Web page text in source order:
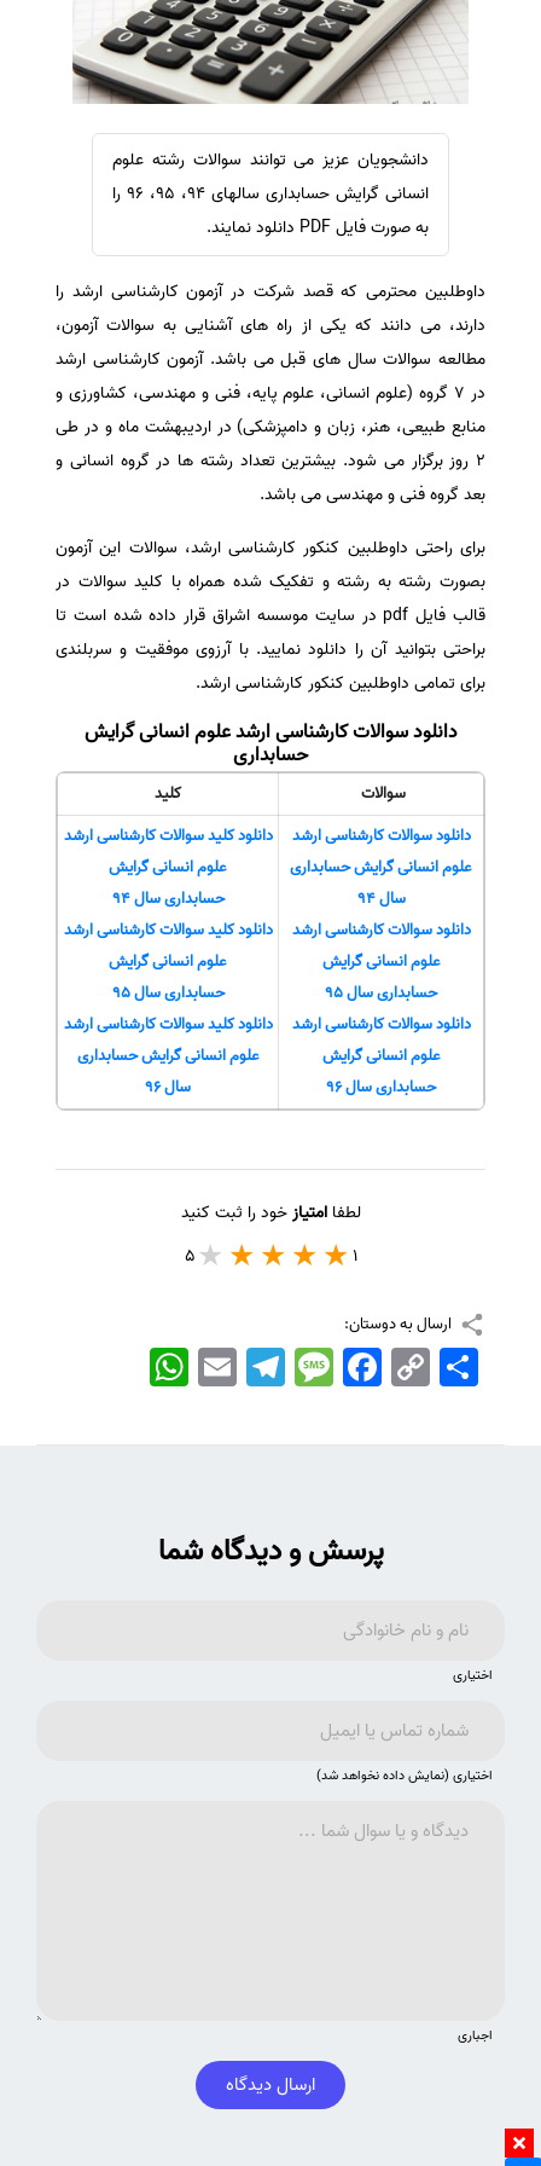
ترجمه عربی به فارسی
مشاهده همه زبان ها
سفارش ویرایش
سفارش پارافریز
سفارش فرمت‌بندی
سفارش کاهش کمیت
سفارش معرفی مجله
سفارش معرفی مقاله
سفارش معرفی کتاب
سفارش چکیده مبسوط
سفارش ترجمه مولتی‌مدیا
سفارش گویندگی
سفارش تولید محتوا
سفارش ترجمه همزمان
سفارش چکیده گرافیکی
سفارش تهیه کاورلتر
سفارش انگیزه‌نامه‌SOP
دانشجویان عزیز می توانند سوالات رشته علوم
انسانی گرایش حسابداری سالهای 94، 95، 96 را
به صورت فایل PDF دانلود نمایند.
داوطلبین محترمی که قصد شرکت در آزمون کارشناسی ارشد را
دارند، می دانند که یکی از راه های آشنایی به سوالات آزمون،
مطالعه سوالات سال های قبل می باشد. آزمون کارشناسی ارشد
در 7 گروه (علوم انسانی، علوم پایه، فنی و مهندسی، کشاورزی و
منابع طبیعی، هنر، زبان و دامپزشکی) در اردیبهشت ماه و در طی
2 روز برگزار می شود. بیشترین تعداد رشته ها در گروه انسانی و
بعد گروه فنی و مهندسی می باشد.
برای راحتی داوطلبین کنکور کارشناسی ارشد، سوالات این آزمون
بصورت رشته به رشته و تفکیک شده همراه با کلید سوالات در
قالب فایل pdf در سایت موسسه اشراق قرار داده شده است تا
براحتی بتوانید آن را دانلود نمایید. با آرزوی موفقیت و سربلندی
برای تمامی داوطلبین کنکور کارشناسی ارشد.
دانلود سوالات کارشناسی ارشد علوم انسانی گرایش
حسابداری
سوالات
کلید
دانلود سوالات کارشناسی ارشد
علوم انسانی گرایش حسابداری
سال 94
دانلود سوالات کارشناسی ارشد
علوم انسانی گرایش
حسابداری سال 95
دانلود سوالات کارشناسی ارشد
علوم انسانی گرایش
حسابداری سال 96
دانلود کلید سوالات کارشناسی ارشد
علوم انسانی گرایش
حسابداری سال 94
دانلود کلید سوالات کارشناسی ارشد
علوم انسانی گرایش
حسابداری سال 95
دانلود کلید سوالات کارشناسی ارشد
علوم انسانی گرایش حسابداری
سال 96
لطفاامتیازخود را ثبت کنید
1
5
ارسال به دوستان:
WhatsApp EmailTelegramMessageFacebook Copy
Link
اشتراک
پرسش و دیدگاه شما
اختیاری
اختیاری (نمایش داده نخواهد شد)
اجباری
ارسال دیدگاه